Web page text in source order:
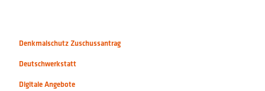
Denkmalschutz Zuschussantrag
Deutschwerkstatt
Digitale Angebote